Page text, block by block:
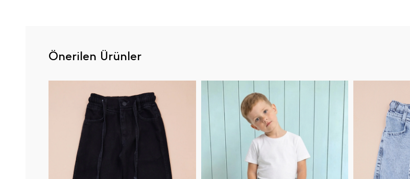
Önerilen Ürünler